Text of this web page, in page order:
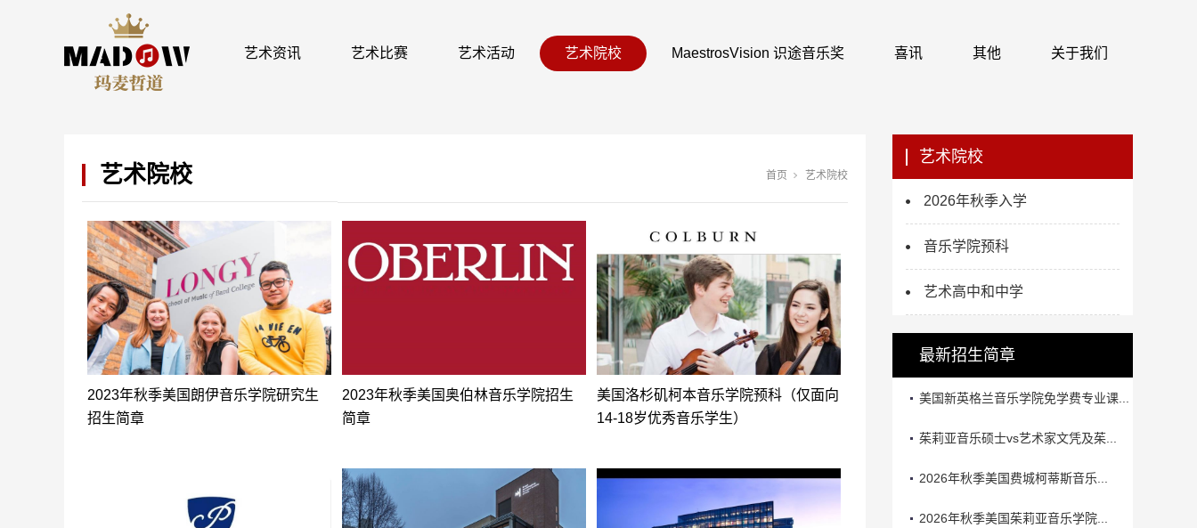
艺术资讯 艺术比赛 艺术活动 艺术院校 MaestrosVision 识途音乐奖 喜讯 其他 关于我们
艺术院校 首页 艺术院校
2023年秋季美国朗伊音乐学院研究生
招生简章
2023年秋季美国奥伯林音乐学院招生
简章
美国洛杉矶柯本音乐学院预科（仅面向
14-18岁优秀音乐学生）
艺术院校
2026年秋季入学
音乐学院预科
艺术高中和中学
最新招生简章
美国新英格兰音乐学院免学费专业课...
茱莉亚音乐硕士vs艺术家文凭及茱...
2026年秋季美国费城柯蒂斯音乐...
2026年秋季美国茱莉亚音乐学院...